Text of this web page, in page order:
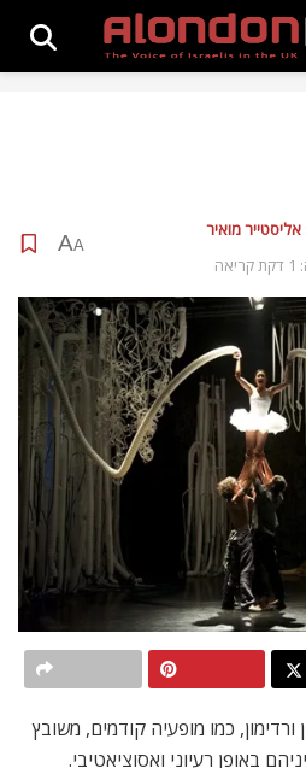
אליסטייר מואיר
A
A
כמו מופעיה קודמים, משובץ
באופן רעיוני ואסוציאטיבי.